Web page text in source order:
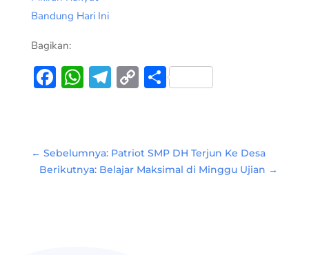
Bandung Hari Ini
Bagikan:
Facebook
WhatsApp
Telegram
Copy
Link
Share
← Sebelumnya: Patriot SMP DH Terjun Ke Desa
Berikutnya: Belajar Maksimal di Minggu Ujian →